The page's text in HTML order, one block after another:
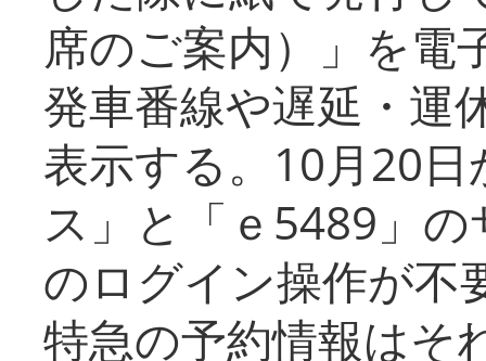
席のご案内）」を電
発車番線や遅延・運
表示する。10月20
ス」と「ｅ5489」
のログイン操作が不
特急の予約情報はそ